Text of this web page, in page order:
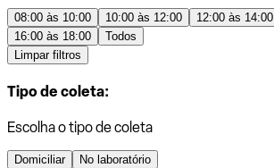
08:00 às 10:00 10:00 às 12:00 12:00 às 14:00
16:00 às 18:00
Todos
Limpar filtros
Tipo de coleta:
Escolha o tipo de coleta
Domiciliar No laboratório